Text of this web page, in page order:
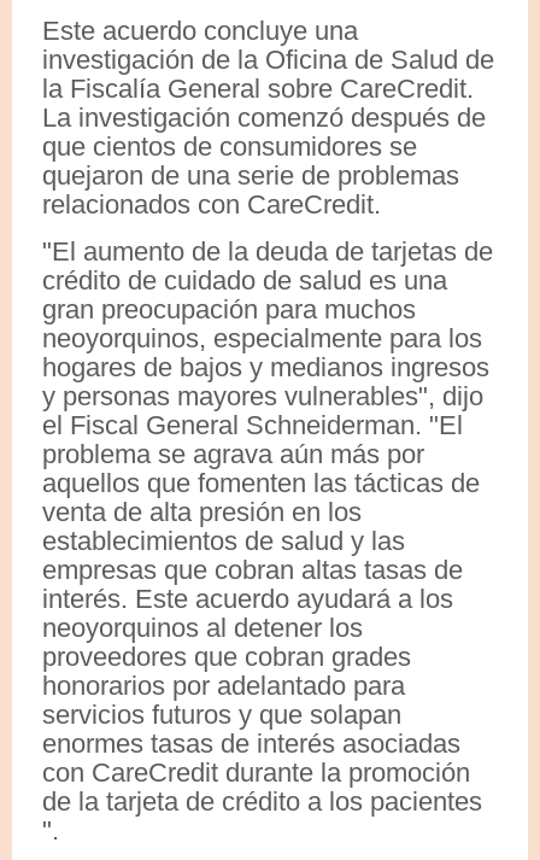
Este acuerdo concluye una
investigación de la Oficina de Salud de
la Fiscalía General sobre CareCredit.
La investigación comenzó después de
que cientos de consumidores se
quejaron de una serie de problemas
relacionados con CareCredit.
"El aumento de la deuda de tarjetas de
crédito de cuidado de salud es una
gran preocupación para muchos
neoyorquinos, especialmente para los
hogares de bajos y medianos ingresos
y personas mayores vulnerables", dijo
el Fiscal General Schneiderman. "El
problema se agrava aún más por
aquellos que fomenten las tácticas de
venta de alta presión en los
establecimientos de salud y las
empresas que cobran altas tasas de
interés. Este acuerdo ayudará a los
neoyorquinos al detener los
proveedores que cobran grades
honorarios por adelantado para
servicios futuros y que solapan
enormes tasas de interés asociadas
con CareCredit durante la promoción
de la tarjeta de crédito a los pacientes
".